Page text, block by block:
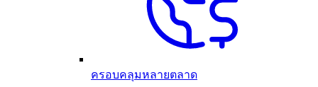
ครอบคลุมหลายตลาด